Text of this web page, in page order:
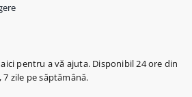
pentru a vă ajuta. Disponibil 24 ore din
7 zile pe săptămână.